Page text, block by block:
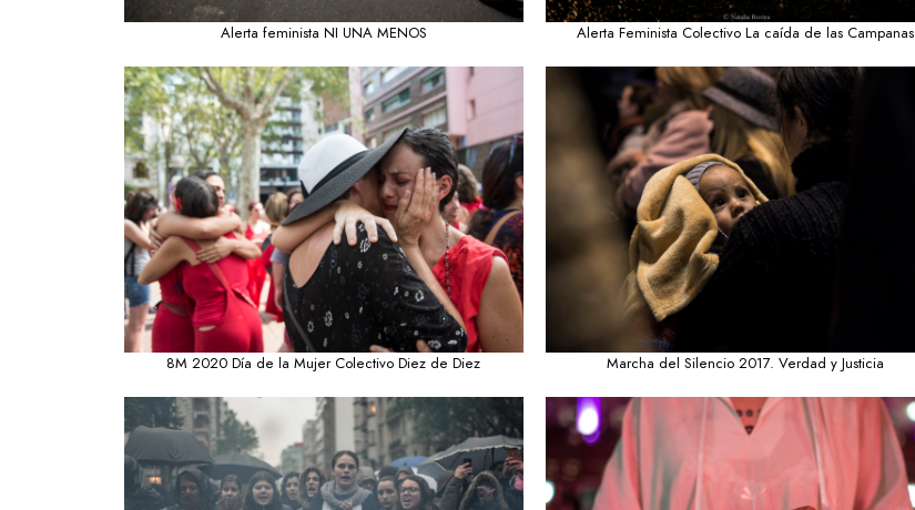
Alerta feminista NI UNA MENOS Alerta Feminista Colectivo La caída de las Campanas
8M 2020 Día de la Mujer Colectivo Diez de Diez Marcha del Silencio 2017. Verdad y Justicia